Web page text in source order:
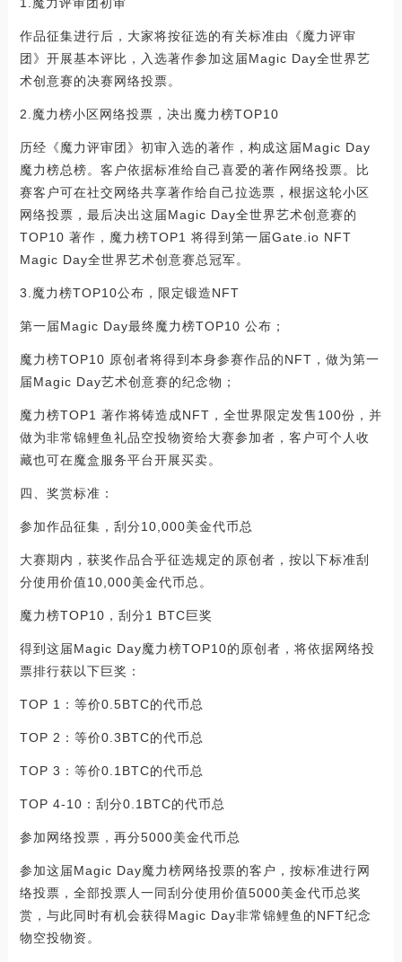
作品征集进行后，大家将按征选的有关标准由《魔力评审
团》开展基本评比，入选著作参加这届Magic Day全世界艺
术创意赛的决赛网络投票。
2.魔力榜小区网络投票，决出魔力榜TOP10
历经《魔力评审团》初审入选的著作，构成这届Magic Day
魔力榜总榜。客户依据标准给自己喜爱的著作网络投票。比
赛客户可在社交网络共享著作给自己拉选票，根据这轮小区
网络投票，最后决出这届Magic Day全世界艺术创意赛的
TOP10 著作，魔力榜TOP1 将得到第一届Gate.io NFT
Magic Day全世界艺术创意赛总冠军。
3.魔力榜TOP10公布，限定锻造NFT
第一届Magic Day最终魔力榜TOP10 公布；
魔力榜TOP10 原创者将得到本身参赛作品的NFT，做为第一
届Magic Day艺术创意赛的纪念物；
魔力榜TOP1 著作将铸造成NFT，全世界限定发售100份，并
做为非常锦鲤鱼礼品空投物资给大赛参加者，客户可个人收
藏也可在魔盒服务平台开展买卖。
四、奖赏标准：
参加作品征集，刮分10,000美金代币总
大赛期内，获奖作品合乎征选规定的原创者，按以下标准刮
分使用价值10,000美金代币总。
魔力榜TOP10，刮分1 BTC巨奖
得到这届Magic Day魔力榜TOP10的原创者，将依据网络投
票排行获以下巨奖：
TOP 1：等价0.5BTC的代币总
TOP 2：等价0.3BTC的代币总
TOP 3：等价0.1BTC的代币总
TOP 4-10：刮分0.1BTC的代币总
参加网络投票，再分5000美金代币总
参加这届Magic Day魔力榜网络投票的客户，按标准进行网
络投票，全部投票人一同刮分使用价值5000美金代币总奖
赏，与此同时有机会获得Magic Day非常锦鲤鱼的NFT纪念
物空投物资。